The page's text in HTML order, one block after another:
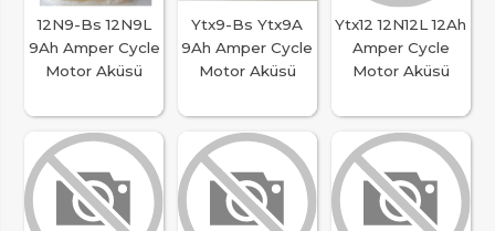
12N9-Bs 12N9L
9Ah Amper Cycle
Motor Aküsü
Ytx9-Bs Ytx9A
9Ah Amper Cycle
Motor Aküsü
Ytx12 12N12L 12Ah
Amper Cycle
Motor Aküsü